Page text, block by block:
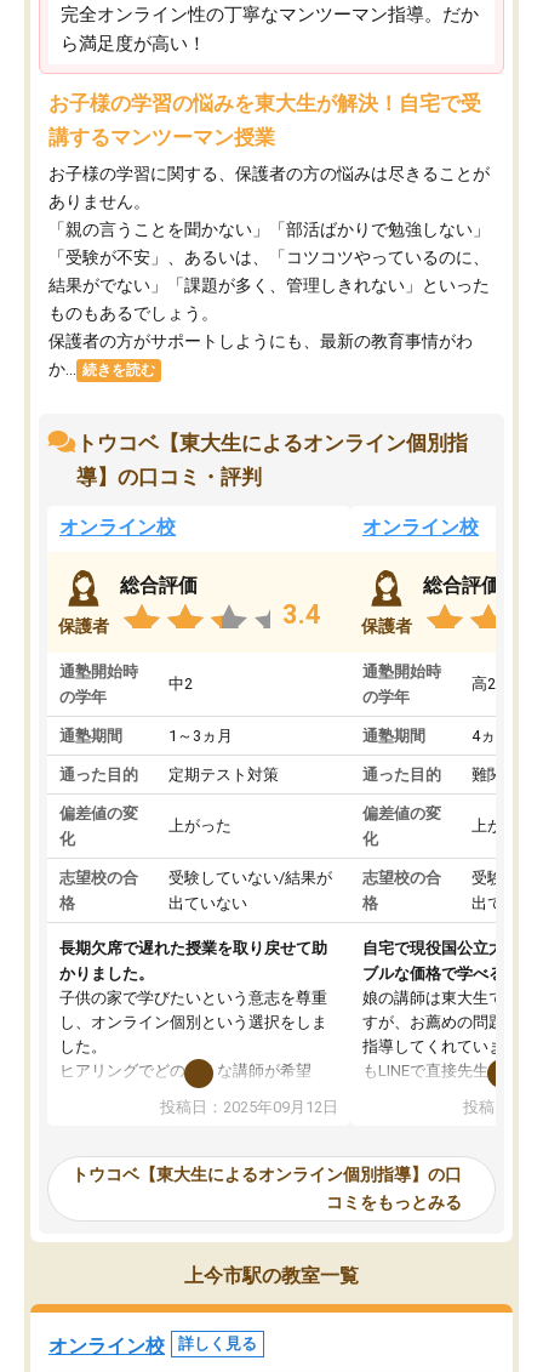
完全オンライン性の丁寧なマンツーマン指導。だか
ら満足度が高い！
お子様の学習の悩みを東大生が解決！自宅で受
講するマンツーマン授業
お子様の学習に関する、保護者の方の悩みは尽きることが
ありません。
「親の言うことを聞かない」「部活ばかりで勉強しない」
「受験が不安」、あるいは、「コツコツやっているのに、
結果がでない」「課題が多く、管理しきれない」といった
ものもあるでしょう。
保護者の方がサポートしようにも、最新の教育事情がわ
か...
続きを読む
トウコベ【東大生によるオンライン個別指
導】の口コミ・評判
オンライン校
保護者
総合評価
3.4
通塾開始時
の学年
中2
通塾期間 1～3ヵ月
通った目的 定期テスト対策
偏差値の変
化
上がった
志望校の合
格
受験していない/結果が
出ていない
長期欠席で遅れた授業を取り戻せて助
かりました。
子供の家で学びたいという意志を尊重
し、オンライン個別という選択をしま
した。
ヒアリングでどのような講師が希望
か、オプションは付帯するかなど選ぶ
事が出来ました。
ーティングを行い、その講師で良いか
見てから講師を決定する事ができま
す。
うちの子は、初回面談の講師の方で決
オンラインツールを使用した単語帳の
共有があり宿題もそちらで出される形
投稿日：2025年09月12日
オンライン校
保護者
総合評価
通塾開始時
の学年
高2
通塾期間 4ヵ月～1
通った目的 難関私立
偏差値の変
化
上がった
志望校の合
格
受験して
出ていな
自宅で現役国公立大学生
ブルな価格で学べる
娘の講師は東大生では無
すが、お薦めの問題集や
指導してくれています。
もLINEで直接先生に質問
めれるので、個人に合
いなのがあり(有料)、受
ことをどんなスケジュー
くか相談したのですが、
ち期待したものではなく
くなってきたようなので
投稿日：
トウコベ【東大生によるオンライン個別指導】の口
コミをもっとみる
上今市駅の教室一覧
オンライン校 詳しく見る